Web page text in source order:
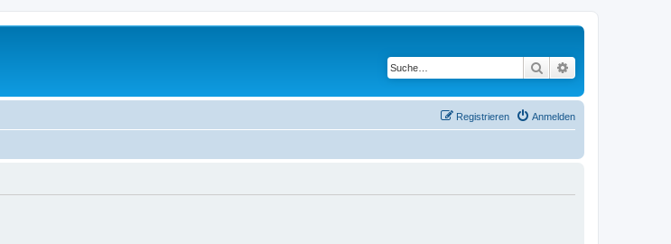
Suche
Anmelden
Registrieren